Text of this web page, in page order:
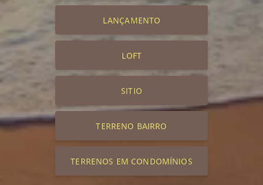
LANÇAMENTO
LOFT
SITIO
TERRENO BAIRRO
TERRENOS EM CONDOMÍNIOS